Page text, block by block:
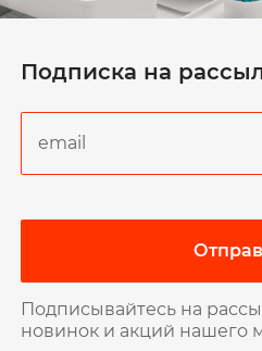
Подписка на
Подписывайтесь на
новинок и акций нашего